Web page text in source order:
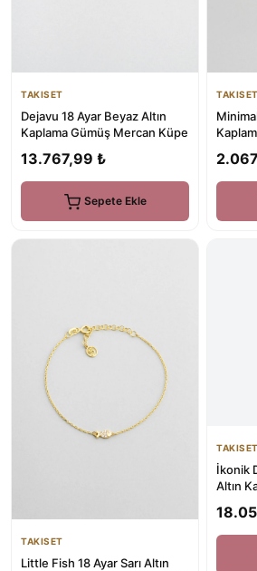
TAKISET
Dejavu 18 Ayar Beyaz Altın
Kaplama Gümüş Mercan Küpe
13.767,99 ₺
Sepete Ekle
TAKISET
TAKISET
Little Fish 18 Ayar Sarı Altın
TAKISET
İkonik
Altın